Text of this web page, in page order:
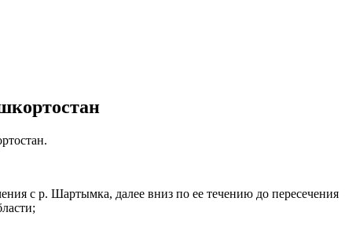
с р. Шартымка, далее вниз по ее течению до пересечения